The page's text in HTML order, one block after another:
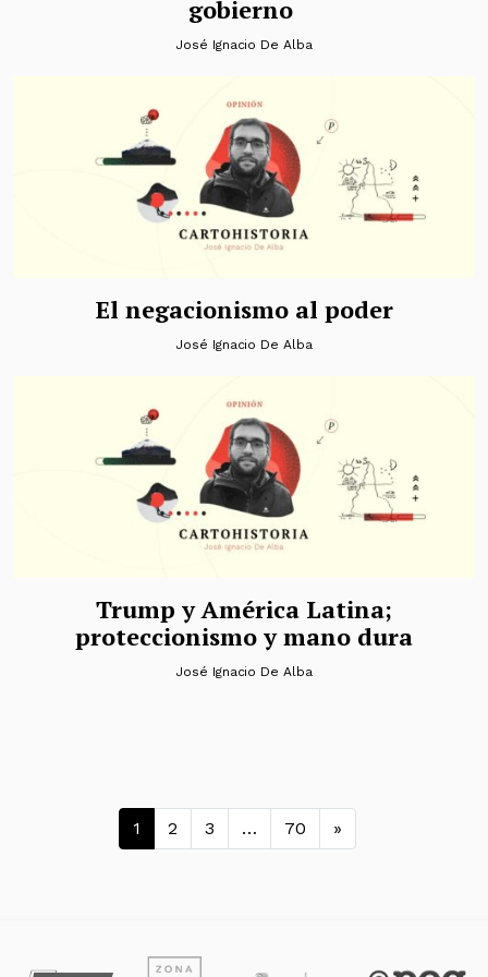
gobierno
José Ignacio De Alba
El negacionismo al poder
José Ignacio De Alba
Trump y América Latina;
proteccionismo y mano dura
José Ignacio De Alba
Navegación de entradas
1 2 3 … 70 »